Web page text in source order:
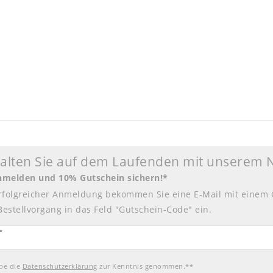
Sie auf dem Laufenden mit unserem
und 10% Gutschein sichern!*
Anmeldung bekommen Sie eine E-Mail mit einem
in das Feld "Gutschein-Code" ein.
die Daten­schutz­erklärung zur Kenntnis genommen.**